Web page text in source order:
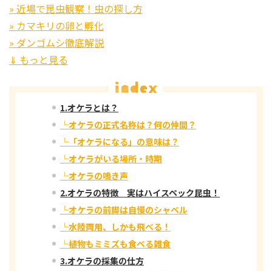
» 近場で昆虫観察！虫の探し方
» カマキリの卵と孵化
» ダンゴムシ徹底解説
⇓ もっと見る
1.オケラとは？
└オケラの正式名称は？何の仲間？
└「オケラになる」の意味は？
└オケラがいる場所・時期
└オケラの鳴き声
2.オケラの特徴 実はハイスペック昆虫！
└オケラの前脚は自慢のシャベル
└水陸両用、しかも飛べる！
└植物もミミズも食べる雑食
3.オケラの採集の仕方